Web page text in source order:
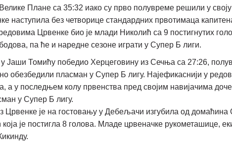
Плане са 35:32 иако су прво полувреме решили у
наступила без четворице стандардних првотимаца
Црвенке био је млади Николић са 9 постигнутих
па ће и наредне сезоне играти у Супер Б лиги.
Јаши Томићу победио Херцеговину из Сечња са 27:26,
обезбедили пласман у Супер Б лигу. Најефикаснији у
а у последњем колу првенства пред својим навијачима
у Супер Б лигу.
Црвенке је на гостовању у Дебељачи изгубила од
је постигла 8 голова. Младе црвеначке рукометашице,